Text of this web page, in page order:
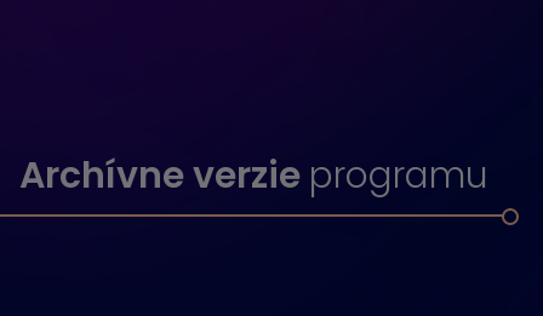
Archívne verzie programu